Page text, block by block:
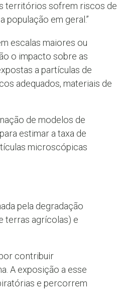
territórios sofrem riscos de
população em geral.”
escalas maiores ou
o impacto sobre as
a partículas de
adequados, materiais de
de modelos de
estimar a taxa de
microscópicas
pela degradação
terras agrícolas) e
contribuir
A exposição a esse
e percorrem